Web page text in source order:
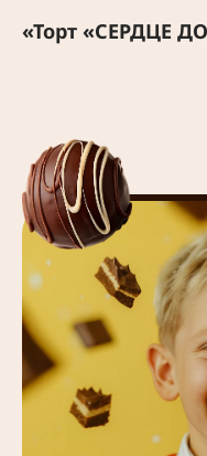
«Торт «СЕРДЦЕ